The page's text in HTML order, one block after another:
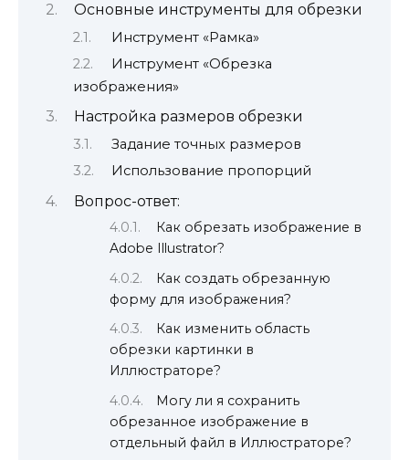
Основные инструменты для обрезки
Инструмент «Рамка»
Инструмент «Обрезка
изображения»
Настройка размеров обрезки
Задание точных размеров
Использование пропорций
Вопрос-ответ:
Как обрезать изображение в
Adobe Illustrator?
Как создать обрезанную
форму для изображения?
Как изменить область
обрезки картинки в
Иллюстраторе?
Могу ли я сохранить
обрезанное изображение в
отдельный файл в Иллюстраторе?